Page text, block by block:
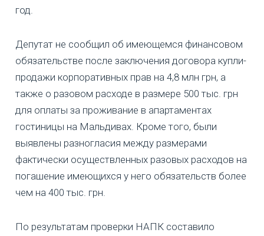
год.
Депутат не сообщил об имеющемся финансовом
обязательстве после заключения договора купли-
продажи корпоративных прав на 4,8 млн грн, а
также о разовом расходе в размере 500 тыс. грн
для оплаты за проживание в апартаментах
гостиницы на Мальдивах. Кроме того, были
выявлены разногласия между размерами
фактически осуществленных разовых расходов на
погашение имеющихся у него обязательств более
чем на 400 тыс. грн.
По результатам проверки НАПК составило